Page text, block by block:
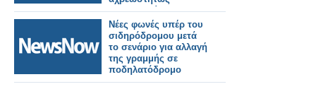
καταβληθείσες
παροχές.
Νέες φωνές υπέρ του
σιδηρόδρομου μετά
το σενάριο για αλλαγή
της γραμμής σε
ποδηλατόδρομο